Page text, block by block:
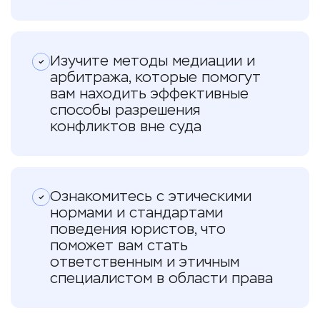
Изучите методы медиации и
арбитража, которые помогут
вам находить эффективные
способы разрешения
конфликтов вне суда
Ознакомитесь с этическими
нормами и стандартами
поведения юристов, что
поможет вам стать
ответственным и этичным
специалистом в области права